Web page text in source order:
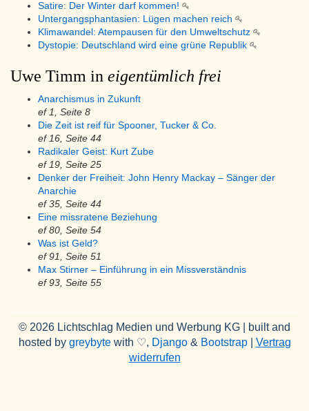
Satire: Der Winter darf kommen!
Untergangsphantasien: Lügen machen reich
Klimawandel: Atempausen für den Umweltschutz
Dystopie: Deutschland wird eine grüne Republik
Uwe Timm in eigentümlich frei
Anarchismus in Zukunft
ef 1, Seite 8
Die Zeit ist reif für Spooner, Tucker & Co.
ef 16, Seite 44
Radikaler Geist: Kurt Zube
ef 19, Seite 25
Denker der Freiheit: John Henry Mackay – Sänger der
Anarchie
ef 35, Seite 44
Eine missratene Beziehung
ef 80, Seite 54
Was ist Geld?
ef 91, Seite 51
Max Stirner – Einführung in ein Missverständnis
ef 93, Seite 55
© 2026 Lichtschlag Medien und Werbung KG | built and
hosted by greybytewith ♡, Django& Bootstrap| Vertrag
widerrufen